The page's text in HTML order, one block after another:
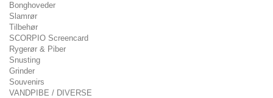
Bonghoveder
Slamrør
Tilbehør
SCORPIO Screencard
Rygerør & Piber
Snusting
Grinder
Souvenirs
VANDPIBE / DIVERSE